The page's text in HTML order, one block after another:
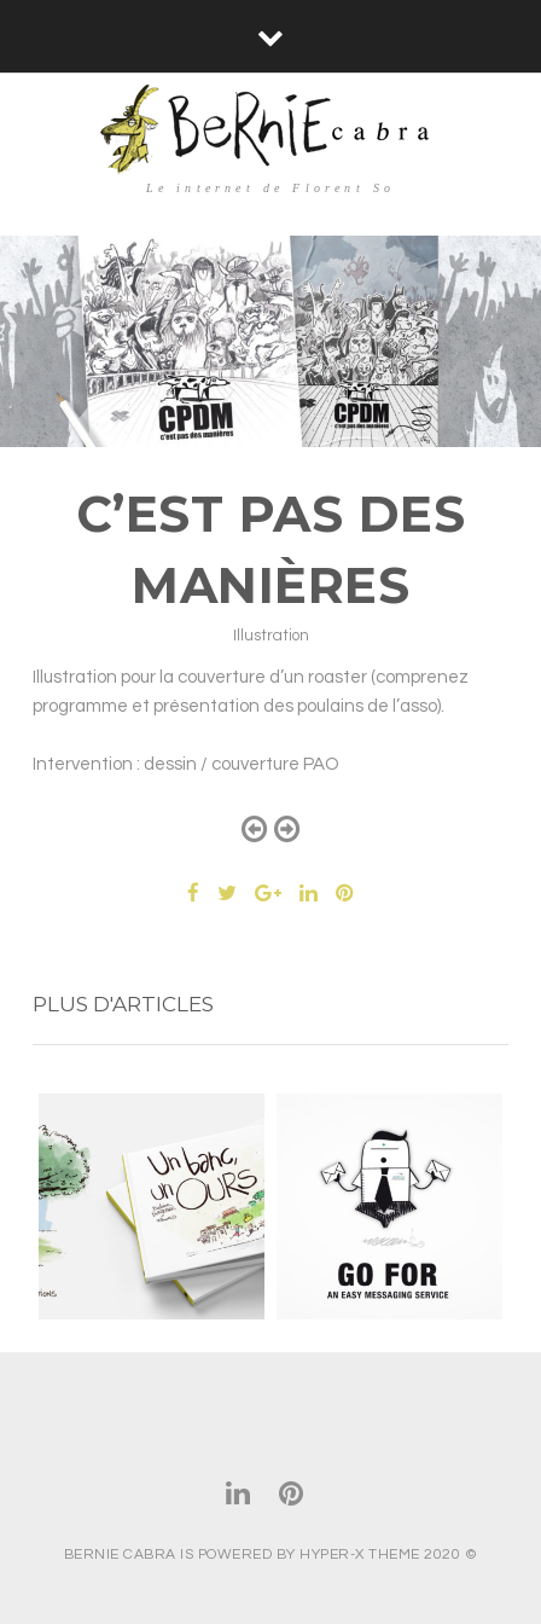
Le internet de Florent So
C’EST PAS DES
MANIÈRES
Illustration
Illustration pour la couverture d’un roaster (comprenez
programme et présentation des poulains de l’asso).
Intervention : dessin / couverture PAO
PLUS D'ARTICLES
BERNIE CABRA IS POWERED BY HYPER-X THEME 2020 ©